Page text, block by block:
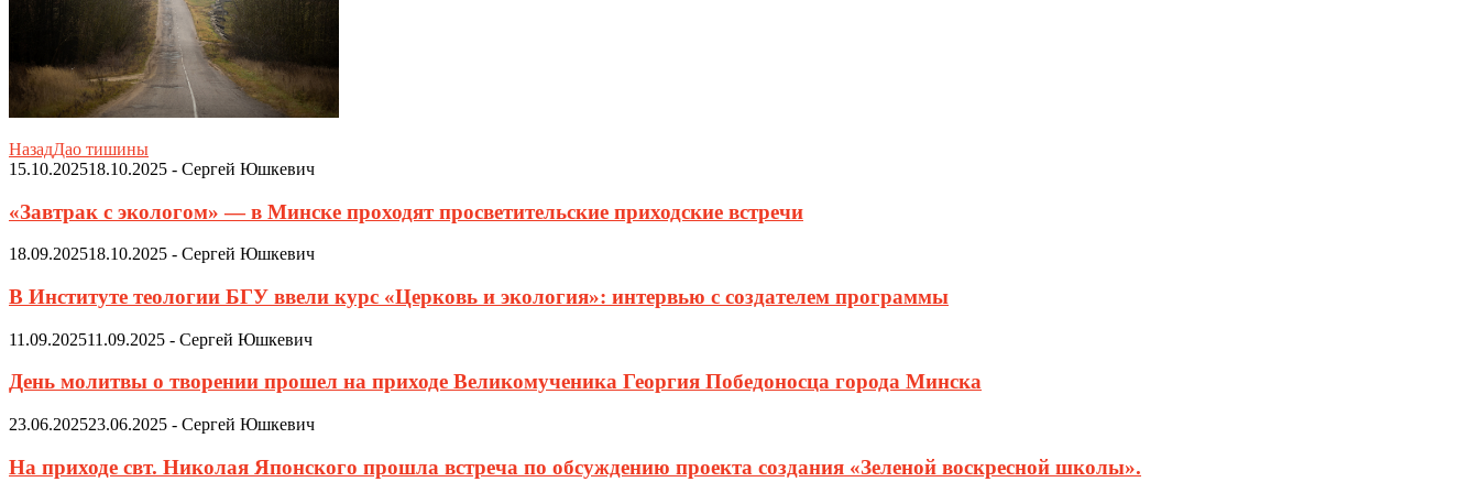
НазадДао тишины
15.10.202518.10.2025 - Сергей Юшкевич
«Завтрак с экологом» — в Минске проходят просветительские приходские встречи
18.09.202518.10.2025 - Сергей Юшкевич
В Институте теологии БГУ ввели курс «Церковь и экология»: интервью с создателем программы
11.09.202511.09.2025 - Сергей Юшкевич
День молитвы о творении прошел на приходе Великомученика Георгия Победоносца города Минска
23.06.202523.06.2025 - Сергей Юшкевич
На приходе свт. Николая Японского прошла встреча по обсуждению проекта создания «Зеленой воскресной школы».